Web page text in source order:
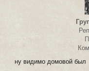
ну видимо домовой был